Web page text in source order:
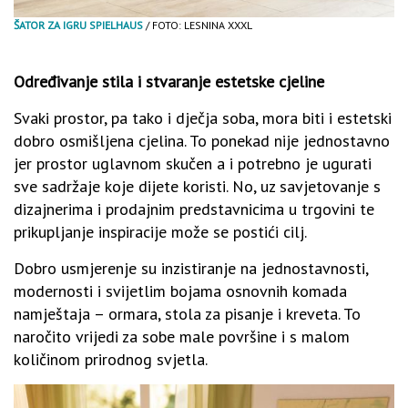
ŠATOR ZA IGRU SPIELHAUS / FOTO: LESNINA XXXL
Određivanje stila i stvaranje estetske cjeline
Svaki prostor, pa tako i dječja soba, mora biti i estetski
dobro osmišljena cjelina. To ponekad nije jednostavno
jer prostor uglavnom skučen a i potrebno je ugurati
sve sadržaje koje dijete koristi. No, uz savjetovanje s
dizajnerima i prodajnim predstavnicima u trgovini te
prikupljanje inspiracije može se postići cilj.
Dobro usmjerenje su inzistiranje na jednostavnosti,
modernosti i svijetlim bojama osnovnih komada
namještaja – ormara, stola za pisanje i kreveta. To
naročito vrijedi za sobe male površine i s malom
količinom prirodnog svjetla.